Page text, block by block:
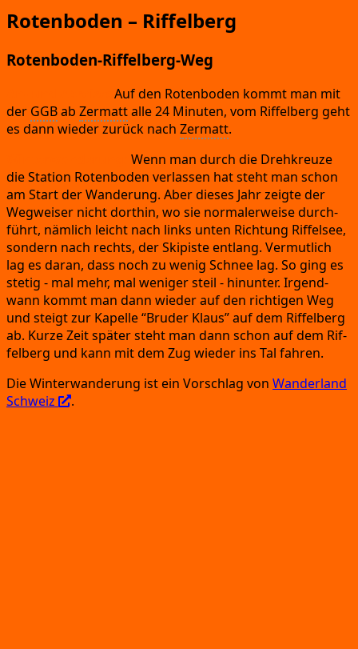
Rotenboden – Riffelberg
Rotenboden-Riffelberg-Weg
Auf den Roten­bo­den kommt man mit
der GGBab Zer­mattalle 24 Minu­ten, vom Rif­fel­berg geht
es dann wie­der zurück nach Zer­matt.
Wenn man durch die Dreh­kreu­ze
die Sta­ti­on Roten­bo­den ver­las­sen hat steht man schon
am Start der Wan­de­rung. Aber die­ses Jahr zeig­te der
Weg­wei­ser nicht dort­hin, wo sie nor­ma­ler­wei­se durch­
führt, näm­lich leicht nach links unten Rich­tung Rif­fel­see,
son­dern nach rechts, der Ski­pis­te ent­lang. Ver­mut­lich
lag es dar­an, dass noch zu wenig Schnee lag. So ging es
ste­tig - mal mehr, mal weni­ger steil - hin­un­ter. Irgend­
wann kommt man dann wie­der auf den rich­ti­gen Weg
und steigt zur Kapel­le“Bru­der Klaus”auf dem Rif­fel­berg
ab. Kur­ze Zeit spä­ter steht man dann schon auf dem Rif­
fel­berg und kann mit dem Zug wie­der ins Tal fahren.
Die Win­ter­wan­de­rung ist ein Vor­schlag von Wan­der­land
Schweiz
.